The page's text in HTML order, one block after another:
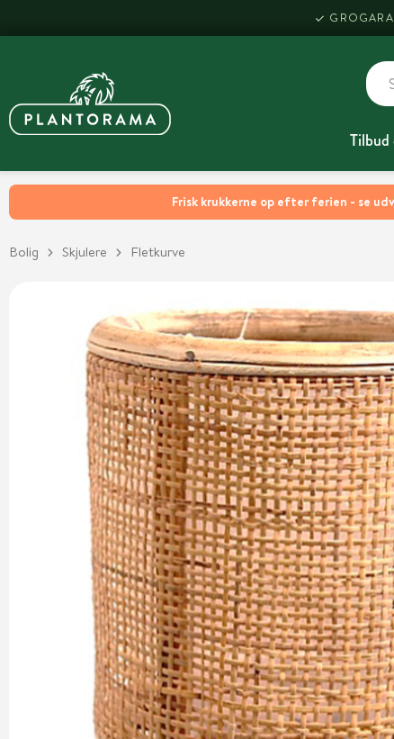
Frisk krukkerne op efter ferien - se
Tilbud
Bolig Skjulere Fletkurve